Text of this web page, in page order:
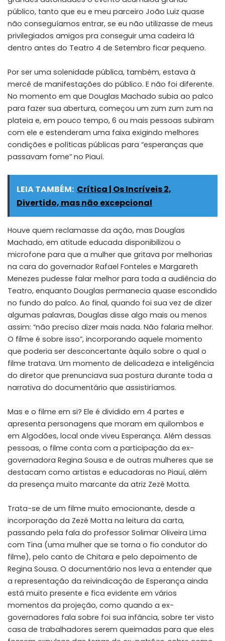
público, tanto que eu e meu parceiro João Luiz quase
não conseguíamos entrar, se eu não utilizasse de meus
privilegiados amigos pra conseguir uma cadeira lá
dentro antes do Teatro 4 de Setembro ficar pequeno.
Por ser uma solenidade pública, também, estava à
mercê de manifestações do público. E não foi diferente.
No momento em que Douglas Machado subia ao palco
para fazer sua abertura, começou um zum zum zum na
plateia e, em pouco tempo, 6 ou mais pessoas subiram
com ele e estenderam uma faixa exigindo melhores
condições e políticas públicas para “esperanças que
passavam fome” no Piauí.
LEIA TAMBÉM: Crítica | Os Incríveis 2,
Divertido, mas não excepcional
Houve quem reclamasse da ação, mas Douglas
Machado, em atitude educada disponibilizou o
microfone para que a mulher que gritava por melhorias
na cara do governador Rafael Fonteles e Margareth
Menezes pudesse falar melhor para toda a audiência do
Teatro, enquanto Douglas permanecia quase escondido
no fundo do palco. Ao final, quando foi sua vez de dizer
algumas palavras, Douglas disse algo mais ou menos
assim: “não preciso dizer mais nada. Não falaria melhor.
O filme é sobre isso”, incorporando aquele momento
que poderia ser desconcertante àquilo sobre o qual o
filme tratava. Um momento de delicadeza e inteligência
do diretor que prenunciava sua postura durante toda a
narrativa do documentário que assistiríamos.
Mas e o filme em si? Ele é dividido em 4 partes e
apresenta personagens que moram em quilombos e
em Algodões, local onde viveu Esperança. Além dessas
pessoas, o filme conta com a participação da ex-
governadora Regina Sousa e de outras mulheres que se
destacam como artistas e educadoras no Piauí, além
da presença muito marcante da atriz Zezé Motta.
Trata-se de um filme muito emocionante, desde a
incorporação da Zezé Motta na leitura da carta,
passando pela fala do professor Solimar Oliveira Lima
com Tina (uma mulher que se torna o fio condutor do
filme), pelo canto de Chitara e pelo depoimento de
Regina Sousa. O documentário nos leva a entender que
a representação da reivindicação de Esperança ainda
está muito presente e fica evidente em vários
momentos da projeção, como quando a ex-
governadores fala sobre foi sua infância, sobre ter visto
casa de trabalhadores serem queimadas para que eles